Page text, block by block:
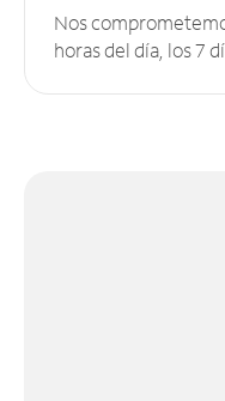
Nos
horas del día, los 7